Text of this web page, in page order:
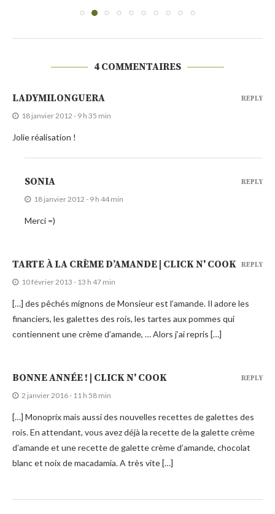
4 COMMENTAIRES
LADYMILONGUERA
18 janvier 2012 - 9 h 35 min
Jolie réalisation !
REPLY
SONIA
18 janvier 2012 - 9 h 44 min
Merci =)
REPLY
TARTE À LA CRÈME D’AMANDE | CLICK N' COOK
10 février 2013 - 13 h 47 min
[…] des pêchés mignons de Monsieur est l’amande. Il adore les
financiers, les galettes des rois, les tartes aux pommes qui
contiennent une crème d’amande, … Alors j’ai repris […]
REPLY
BONNE ANNÉE ! | CLICK N' COOK
2 janvier 2016 - 11 h 58 min
[…] Monoprix mais aussi des nouvelles recettes de galettes des
rois. En attendant, vous avez déjà la recette de la galette crème
d’amande et une recette de galette crème d’amande, chocolat
blanc et noix de macadamia. A très vite […]
REPLY